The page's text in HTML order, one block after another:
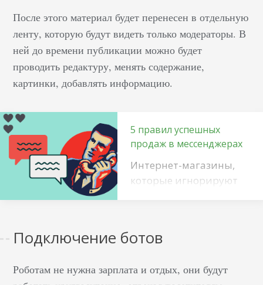
После этого материал будет перенесен в отдельную
ленту, которую будут видеть только модераторы. В
ней до времени публикации можно будет
проводить редактуру, менять содержание,
картинки, добавлять информацию.
5 правил успешных
продаж в мессенджерах
Интернет-магазины,
которые игнорируют
дополнительные
продажи, но и
Подключение ботов
Роботам не нужна зарплата и отдых, они будут